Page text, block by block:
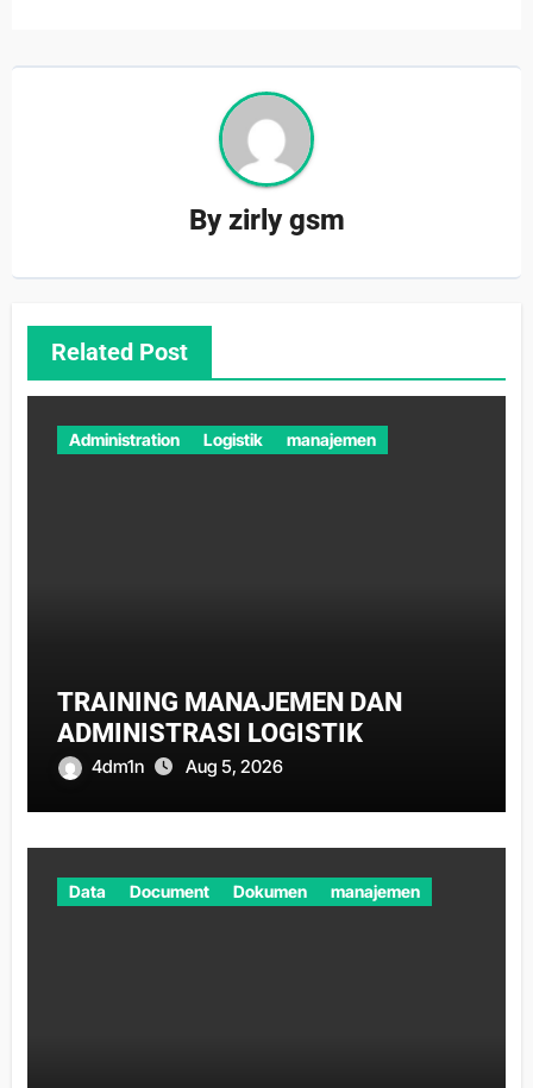
Byzirly gsm
Related Post
Administration Logistik manajemen
TRAINING MANAJEMEN DAN
ADMINISTRASI LOGISTIK
4dm1n Aug 5, 2026
Data Document Dokumen manajemen